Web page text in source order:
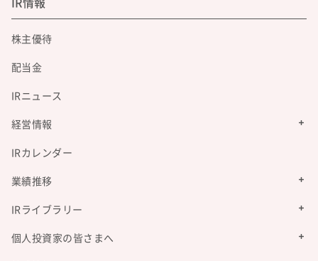
IR情報
株主優待
配当金
IRニュース
経営情報
IRカレンダー
業績推移
IRライブラリー
個人投資家の皆さまへ